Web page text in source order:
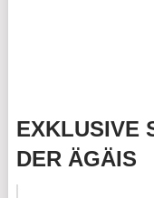
EXKLUSIVE
DER ÄGÄIS